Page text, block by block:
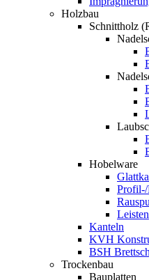
Holzbau
Schnittholz
Hobelware
Profil-/
Leisten
Kanteln
KVH
BSH
Trockenbau
Bauplatten